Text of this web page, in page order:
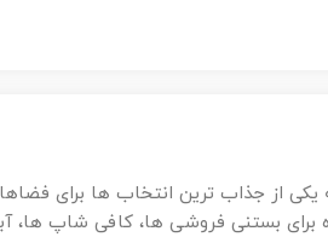
یکی از جذاب ترین انتخاب ها برای
برای بستنی فروشی ها، کافی شاپ